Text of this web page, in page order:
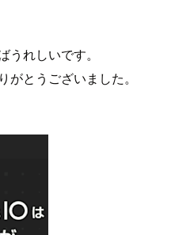
れしいです。
とうございました。